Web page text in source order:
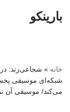
بارینکو
خانه » شجاعی‌زند:
شبکه‌ای موسیقی
می‌کند/ موسیقی آن